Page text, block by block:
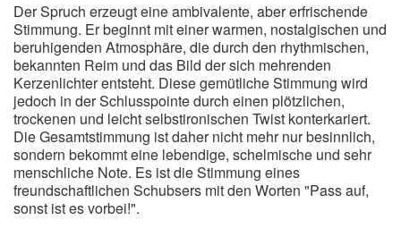
Der Spruch erzeugt eine ambivalente, aber erfrischende
Stimmung. Er beginnt mit einer warmen, nostalgischen und
beruhigenden Atmosphäre, die durch den rhythmischen,
bekannten Reim und das Bild der sich mehrenden
Kerzenlichter entsteht. Diese gemütliche Stimmung wird
jedoch in der Schlusspointe durch einen plötzlichen,
trockenen und leicht selbstironischen Twist konterkariert.
Die Gesamtstimmung ist daher nicht mehr nur besinnlich,
sondern bekommt eine lebendige, schelmische und sehr
menschliche Note. Es ist die Stimmung eines
freundschaftlichen Schubsers mit den Worten "Pass auf,
sonst ist es vorbei!".